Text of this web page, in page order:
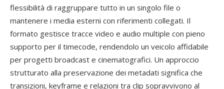
flessibilità di raggruppare tutto in un singolo file o
mantenere i media esterni con riferimenti collegati. Il
formato gestisce tracce video e audio multiple con pieno
supporto per il timecode, rendendolo un veicolo affidabile
per progetti broadcast e cinematografici. Un approccio
strutturato alla preservazione dei metadati significa che
transizioni, keyframe e relazioni tra clip sopravvivono al